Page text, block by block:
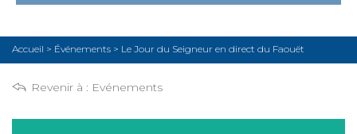
Accueil > Événements > Le Jour du Seigneur en direct du Faouët
Revenir à : Evénements